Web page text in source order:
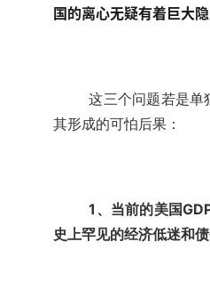
国的离心无疑有着巨大隐
这三个问题若是单
其形成的可怕后果：
1、当前的美国
史上罕见的经济低迷和